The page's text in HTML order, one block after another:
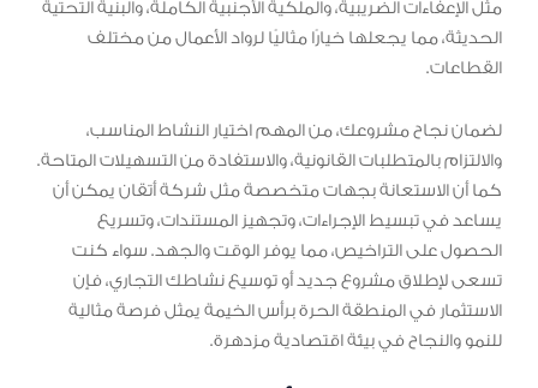
مثل الإعفاءات الضريبية، والملكية الأجنبية الكاملة، والبنية التحتية
الحديثة، مما يجعلها خيارًا مثاليًا لرواد الأعمال من مختلف
القطاعات.
لضمان نجاح مشروعك، من المهم اختيار النشاط المناسب،
والالتزام بالمتطلبات القانونية، والاستفادة من التسهيلات المتاحة.
كما أن الاستعانة بجهات متخصصة مثل شركة أتقان يمكن أن
يساعد في تبسيط الإجراءات، وتجهيز المستندات، وتسريع
الحصول على التراخيص، مما يوفر الوقت والجهد. سواء كنت
تسعى لإطلاق مشروع جديد أو توسيع نشاطك التجاري، فإن
الاستثمار في المنطقة الحرة برأس الخيمة يمثل فرصة مثالية
للنمو والنجاح في بيئة اقتصادية مزدهرة.